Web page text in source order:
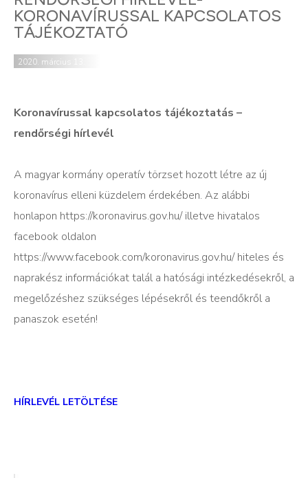
KORONAVÍRUSSAL KAPCSOLATOS
TÁJÉKOZTATÓ
2020. március 13.
Koronavírussal kapcsolatos tájékoztatás –
rendőrségi hírlevél
A magyar kormány operatív törzset hozott létre az új
koronavírus elleni küzdelem érdekében. Az alábbi
honlapon https://koronavirus.gov.hu/ illetve hivatalos
facebook oldalon
https://www.facebook.com/koronavirus.gov.hu/ hiteles és
naprakész információkat talál a hatósági intézkedésekről, a
megelőzéshez szükséges lépésekről és teendőkről a
panaszok esetén!
HÍRLEVÉL LETÖLTÉSE